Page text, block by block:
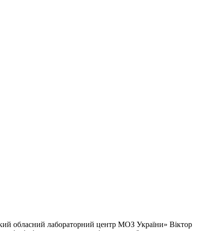
обласний лабораторний центр МОЗ України» Віктор